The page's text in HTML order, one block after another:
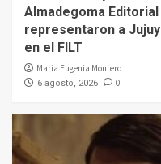
Almadegoma Editorial
representaron a Jujuy
en el FILT
Maria Eugenia Montero
6 agosto, 2026 0